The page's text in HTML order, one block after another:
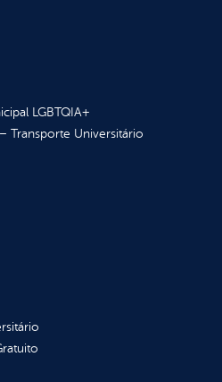
LGBTQIA+
Transporte Universitário